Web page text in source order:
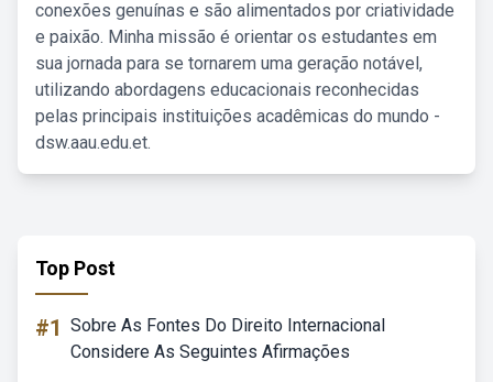
conexões genuínas e são alimentados por criatividade
e paixão. Minha missão é orientar os estudantes em
sua jornada para se tornarem uma geração notável,
utilizando abordagens educacionais reconhecidas
pelas principais instituições acadêmicas do mundo -
dsw.aau.edu.et.
Top Post
#1 Sobre As Fontes Do Direito Internacional
Considere As Seguintes Afirmações